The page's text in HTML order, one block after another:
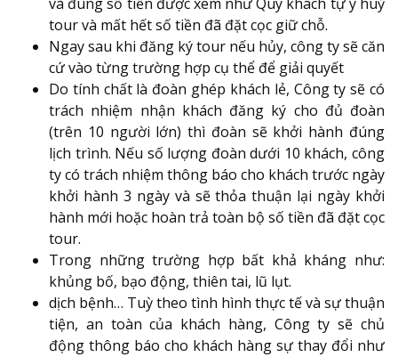
tour và mất hết số tiền đã đặt cọc giữ chỗ.
Ngay sau khi đăng ký tour nếu hủy, công ty sẽ căn
cứ vào từng trường hợp cụ thể để giải quyết
Do tính chất là đoàn ghép khách lẻ, Công ty sẽ có
trách nhiệm nhận khách đăng ký cho đủ đoàn
(trên 10 người lớn) thì đoàn sẽ khởi hành đúng
lịch trình. Nếu số lượng đoàn dưới 10 khách, công
ty có trách nhiệm thông báo cho khách trước ngày
khởi hành 3 ngày và sẽ thỏa thuận lại ngày khởi
hành mới hoặc hoàn trả toàn bộ số tiền đã đặt cọc
tour.
Trong những trường hợp bất khả kháng như:
khủng bố, bạo động, thiên tai, lũ lụt.
dịch bệnh… Tuỳ theo tình hình thực tế và sự thuận
tiện, an toàn của khách hàng, Công ty sẽ chủ
động thông báo cho khách hàng sự thay đổi như